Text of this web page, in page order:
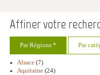
Affiner votre
Par Régions * Par
Alsace (7)
Aquitaine (24)